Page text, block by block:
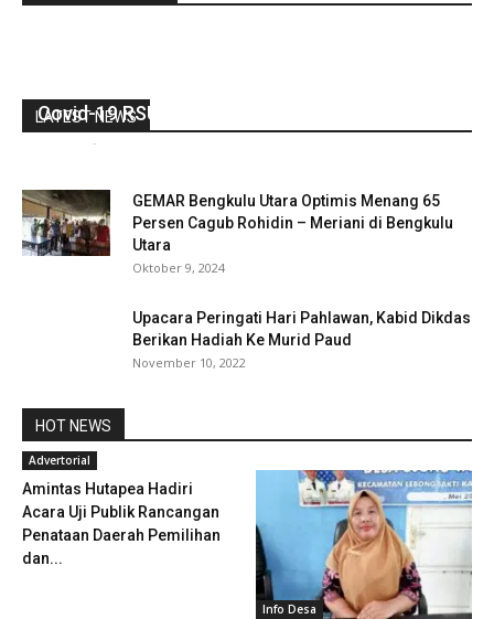
LATEST NEWS
Covid-19 RSUD M Yunus Bengkulu
-
GEMAR Bengkulu Utara Optimis Menang 65
Persen Cagub Rohidin – Meriani di Bengkulu
Utara
Oktober 9, 2024
Upacara Peringati Hari Pahlawan, Kabid Dikdas
Berikan Hadiah Ke Murid Paud
November 10, 2022
HOT NEWS
Advertorial
Amintas Hutapea Hadiri
Acara Uji Publik Rancangan
Penataan Daerah Pemilihan
dan...
Info Desa